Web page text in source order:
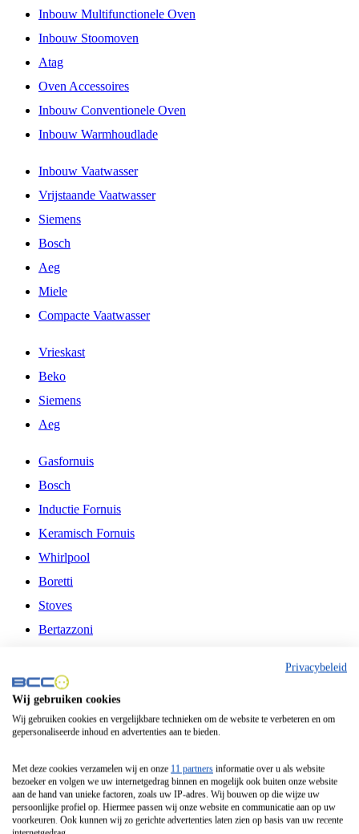
Inbouw Multifunctionele Oven
Inbouw Stoomoven
Atag
Oven Accessoires
Inbouw Conventionele Oven
Inbouw Warmhoudlade
Inbouw Vaatwasser
Vrijstaande Vaatwasser
Siemens
Bosch
Aeg
Miele
Compacte Vaatwasser
Vrieskast
Beko
Siemens
Aeg
Gasfornuis
Bosch
Inductie Fornuis
Keramisch Fornuis
Whirlpool
Boretti
Stoves
Bertazzoni
Fitelli
Airfryer
Frituurpan
Contactgrill
Broodbakmachine
Broodrooster
Privacybeleid
Wij gebruiken cookies
Wij gebruiken cookies en vergelijkbare technieken om de website te verbeteren en om
gepersonaliseerde inhoud en advertenties aan te bieden.
Met deze cookies verzamelen wij en onze 11 partners informatie over u als website
bezoeker en volgen we uw internetgedrag binnen en mogelijk ook buiten onze website
aan de hand van unieke factoren, zoals uw IP-adres. Wij bouwen op die wijze uw
persoonlijke profiel op. Hiermee passen wij onze website en communicatie aan op uw
voorkeuren. Ook kunnen wij zo gerichte advertenties laten zien op basis van uw recente